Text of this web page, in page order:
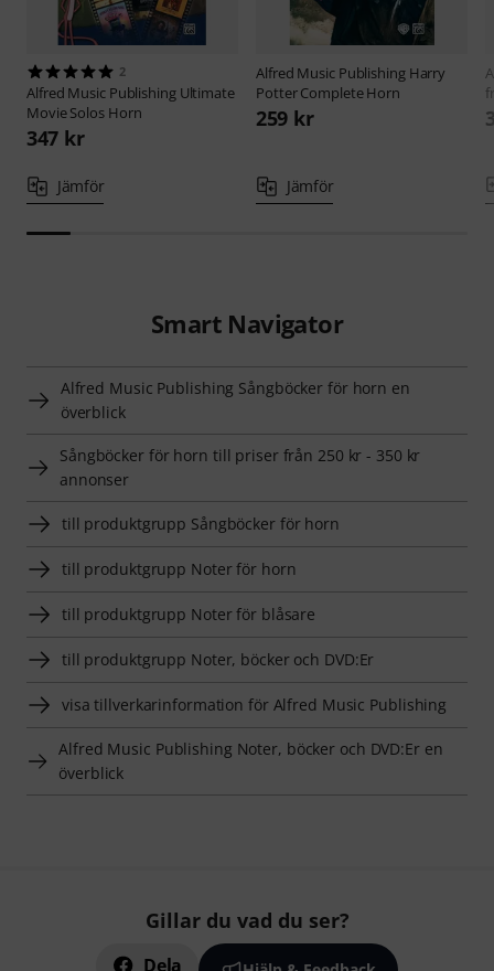
2
Alfred Music Publishing Ultimate
Movie Solos Horn
347 kr
Jämför
Alfred Music Publishing Harry
Potter Complete Horn
259 kr
Jämför
Smart Navigator
Alfred Music Publishing Sångböcker för horn en
överblick
Sångböcker för horn till priser från 250 kr - 350 kr
annonser
till produktgrupp Sångböcker för horn
till produktgrupp Noter för horn
till produktgrupp Noter för blåsare
till produktgrupp Noter, böcker och DVD:Er
visa tillverkarinformation för Alfred Music Publishing
Alfred Music Publishing Noter, böcker och DVD:Er en
överblick
Gillar du vad du ser?
Dela